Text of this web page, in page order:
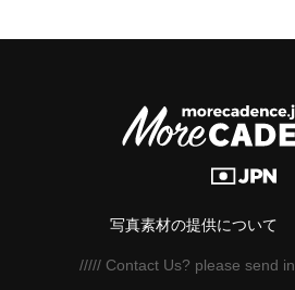
写真素材の提供について
///// Contact Us? please send in